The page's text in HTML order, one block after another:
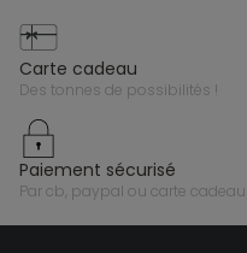
carte cadeau
des tonnes de possibilités !
paiement sécurisé
par cb, paypal ou carte cadeau